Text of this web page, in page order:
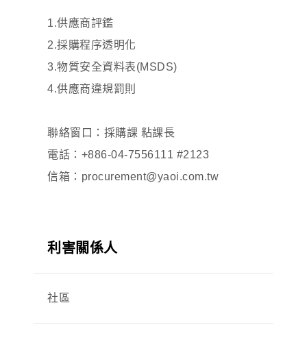
1.供應商評鑑
2.採購程序透明化
3.物質安全資料表(MSDS)
4.供應商違規罰則
聯絡窗口：採購課 粘課長
電話：+886-04-7556111 #2123
信箱：procurement@yaoi.com.tw
利害關係人
社區